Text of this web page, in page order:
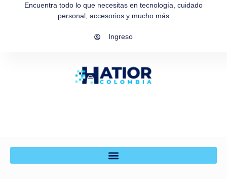
Encuentra todo lo que necesitas en tecnología, cuidado
personal, accesorios y mucho más
Ingreso